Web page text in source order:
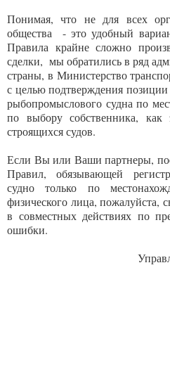
Понимая, что не для всех
общества - это удобный
Правила крайне сложно
сделки, мы обратились в ряд
страны, в Министерство
с целью подтверждения
рыбопромыслового судна по
по выбору собственника, как
строящихся судов.
Если Вы или Ваши партнеры,
Правил, обязывающей
судно только по
физического лица, пожалуйста,
в совместных действиях по
ошибки.